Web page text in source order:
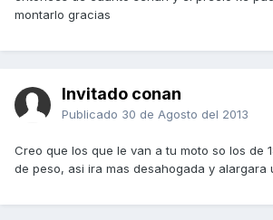
montarlo gracias
Invitado conan
Publicado 30 de Agosto del 2013
Creo que los que le van a tu moto so los de
de peso, asi ira mas desahogada y alargara